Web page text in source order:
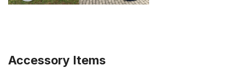
Accessory Items